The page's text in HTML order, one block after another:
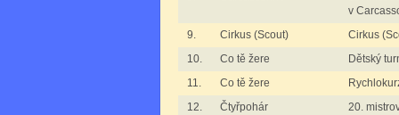
v
9.
Cirkus (Scout)
Cirkus
10.
Co tě žere
Dětský
11.
Co tě žere
12.
Čtyřpohár
20.